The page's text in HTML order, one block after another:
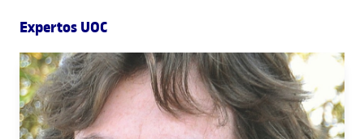
Expertos UOC